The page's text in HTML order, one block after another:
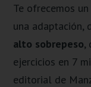
Te ofrecemos
una adaptación,
alto sobrepeso,
ejercicios en 7
editorial de